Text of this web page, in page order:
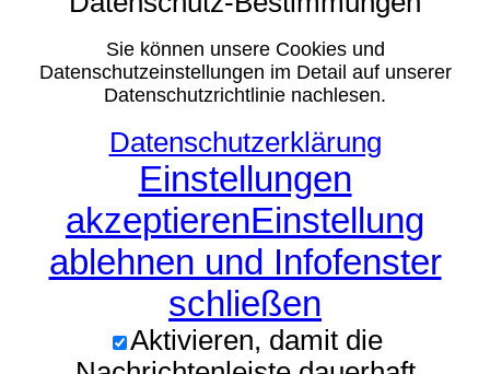
Sie können unsere Cookies und
Datenschutzeinstellungen im Detail auf unserer
Datenschutzrichtlinie nachlesen.
Datenschutzerklärung
Einstellungen
akzeptierenEinstellung
ablehnen und Infofenster
schließen
Aktivieren, damit die